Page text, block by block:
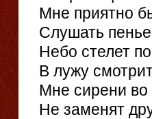
Мне приятно
Слушать
Небо стелет
В лужу
Мне сирени во
Не заменят